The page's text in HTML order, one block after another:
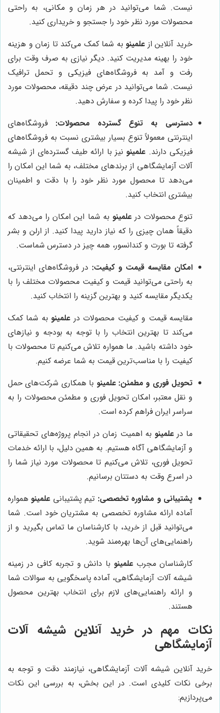
نیست. شما می‌توانید در هر زمان و مکانی، به راحتی
محصولات مورد نظر خود را جستجو و خریداری کنید.
خرید آنلاین از علمینو به شما کمک می‌کند تا زمان و هزینه
خود را بهینه مدیریت کنید. دیگر نیازی به صرف وقت برای
رفت و آمد به فروشگاه‌های فیزیکی و تحمل ترافیک
نیست. شما می‌توانید در عرض چند دقیقه، محصولات مورد
نظر خود را پیدا کرده و سفارش دهید.
دسترسی به تنوع گسترده محصولات: فروشگاه‌های
اینترنتی معمولاً تنوع بسیار بیشتری نسبت به فروشگاه‌های
فیزیکی دارند. علمینو نیز با ارائه طیف گسترده‌ای از شیشه
آلات آزمایشگاهی از برندهای مختلف، به شما این امکان را
می‌دهد تا محصول مورد نظر خود را با دقت و اطمینان
بیشتری انتخاب کنید.
تنوع محصولات درعلمینو به شما این امکان را می‌دهد که
دقیقاً همان چیزی را که نیاز دارید پیدا کنید. از ارلن و بشر
گرفته تا بورت و کندانسور، همه چیز در دسترس شماست.
امکان مقایسه قیمت و کیفیت: در فروشگاه‌های اینترنتی،
به راحتی می‌توانید قیمت و کیفیت محصولات مختلف را با
یکدیگر مقایسه کنید و بهترین گزینه را انتخاب کنید.
مقایسه قیمت و کیفیت محصولات در علمینو به شما کمک
می‌کند تا بهترین انتخاب را با توجه به بودجه و نیازهای
خود داشته باشید. ما همواره تلاش می‌کنیم تا محصولات با
کیفیت را با مناسب‌ترین قیمت به شما عرضه کنیم.
تحویل فوری و مطمئن: علمینو با همکاری شرکت‌های حمل
و نقل معتبر، امکان تحویل فوری و مطمئن محصولات را به
سراسر ایران فراهم کرده است.
ما درعلمینو به اهمیت زمان در انجام پروژه‌های تحقیقاتی
و آزمایشگاهی آگاه هستیم. به همین دلیل، با ارائه خدمات
تحویل فوری، تلاش می‌کنیم تا محصولات مورد نیاز شما را
در اسرع وقت به دستتان برسانیم.
پشتیبانی و مشاوره تخصصی: تیم پشتیبانی علمینو همواره
آماده ارائه مشاوره تخصصی به مشتریان خود است. شما
می‌توانید قبل از خرید، با کارشناسان ما تماس بگیرید و از
راهنمایی‌های آن‌ها بهره‌مند شوید.
کارشناسان مجرب علمینو با دانش و تجربه کافی در زمینه
شیشه آلات آزمایشگاهی، آماده پاسخگویی به سوالات شما
و ارائه راهنمایی‌های لازم برای انتخاب بهترین محصول
هستند.
نکات مهم در خرید آنلاین شیشه آلات
آزمایشگاهی
خرید آنلاین شیشه آلات آزمایشگاهی، نیازمند دقت و توجه به
برخی نکات کلیدی است. در این بخش، به بررسی این نکات
می‌پردازیم: